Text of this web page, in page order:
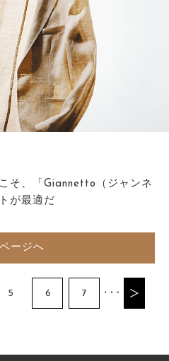
そ、「Giannetto（ジャンネ
が最適だ
ージへ
5 6 7